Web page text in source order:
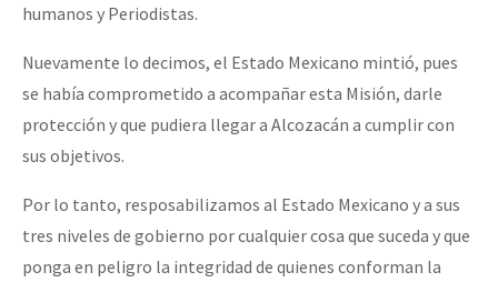
humanos y Periodistas.
Nuevamente lo decimos, el Estado Mexicano mintió, pues
se había comprometido a acompañar esta Misión, darle
protección y que pudiera llegar a Alcozacán a cumplir con
sus objetivos.
Por lo tanto, resposabilizamos al Estado Mexicano y a sus
tres niveles de gobierno por cualquier cosa que suceda y que
ponga en peligro la integridad de quienes conforman la